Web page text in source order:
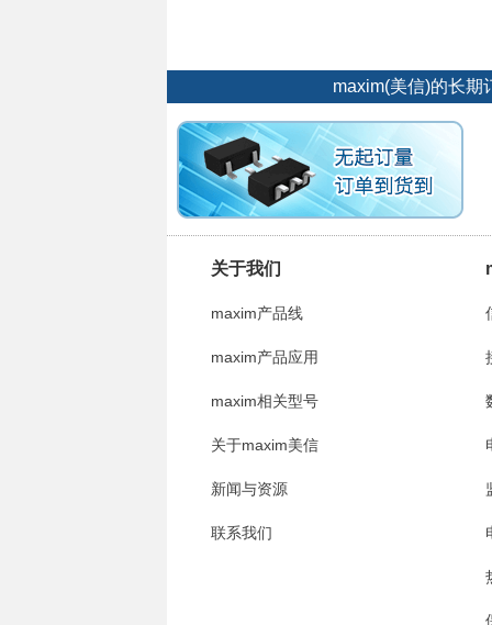
maxim(美信)的长期
关于我们
maxim产品线
maxim产品应用
maxim相关型号
关于maxim美信
新闻与资源
联系我们